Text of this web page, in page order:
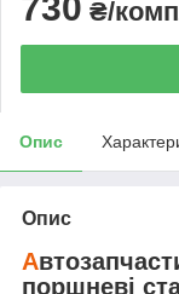
₴/
Опис
Опис
А
поршневі